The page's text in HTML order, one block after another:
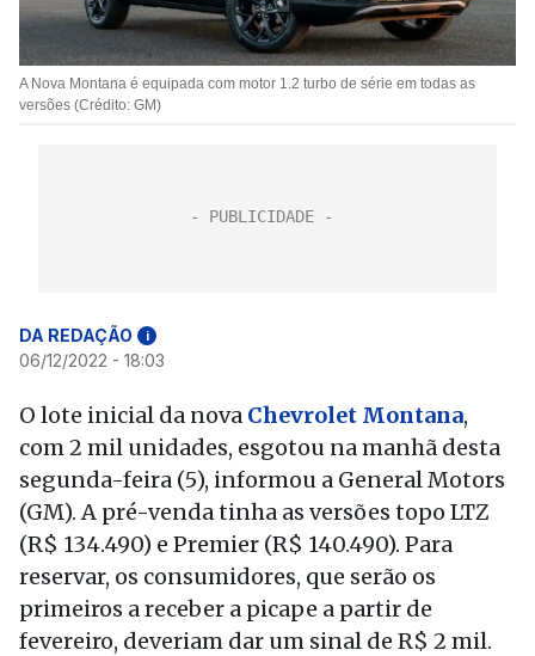
A Nova Montana é equipada com motor 1.2 turbo de série em todas as
versões (Crédito: GM)
DA REDAÇÃO i
06/12/2022 - 18:03
O lote inicial da nova Chevrolet Montana,
com 2 mil unidades, esgotou na manhã desta
segunda-feira (5), informou a General Motors
(GM). A pré-venda tinha as versões topo LTZ
(R$ 134.490) e Premier (R$ 140.490). Para
reservar, os consumidores, que serão os
primeiros a receber a picape a partir de
fevereiro, deveriam dar um sinal de R$ 2 mil.